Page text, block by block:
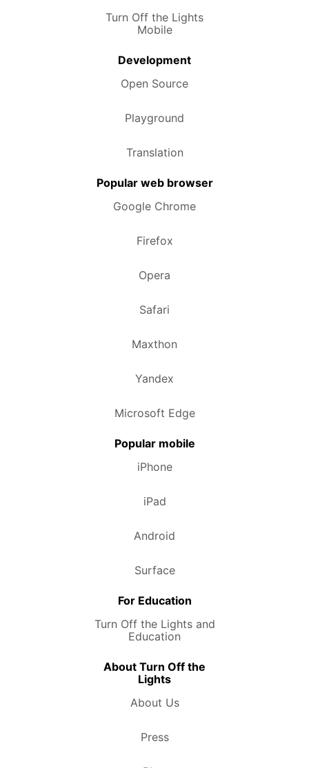
Turn Off the Lights
Mobile
Development
Open Source
Playground
Translation
Popular web browser
Google Chrome
Firefox
Opera
Safari
Maxthon
Yandex
Microsoft Edge
Popular mobile
iPhone
iPad
Android
Surface
For Education
Turn Off the Lights and
Education
About Turn Off the
Lights
About Us
Press